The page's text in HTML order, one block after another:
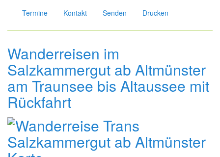
Termine Kontakt Senden Drucken
Wanderreisen im
Salzkammergut ab Altmünster
am Traunsee bis Altaussee mit
Rückfahrt